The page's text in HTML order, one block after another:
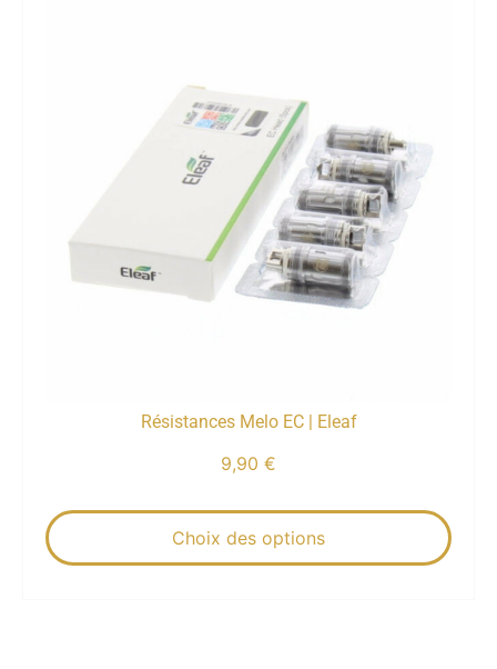
Résistances Melo EC | Eleaf
9,90 €
Choix des options